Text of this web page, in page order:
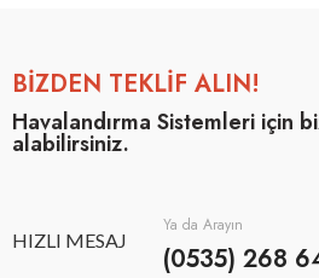
BİZDEN TEKLİF ALIN!
Havalandırma Sistemleri için
alabilirsiniz.
HIZLI MESAJ
Ya da Arayın
(0535) 268